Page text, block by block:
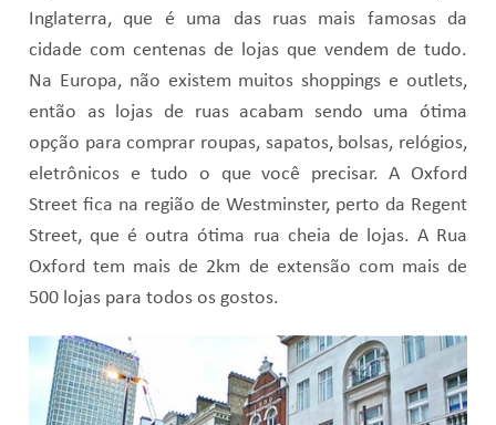
Inglaterra, que é uma das ruas mais famosas da
cidade com centenas de lojas que vendem de tudo.
Na Europa, não existem muitos shoppings e outlets,
então as lojas de ruas acabam sendo uma ótima
opção para comprar roupas, sapatos, bolsas, relógios,
eletrônicos e tudo o que você precisar. A Oxford
Street fica na região de Westminster, perto da Regent
Street, que é outra ótima rua cheia de lojas. A Rua
Oxford tem mais de 2km de extensão com mais de
500 lojas para todos os gostos.